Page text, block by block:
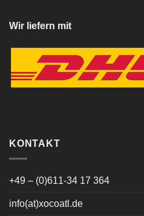
Wir liefern mit
KONTAKT
+49 – (0)611-34 17 364
info(at)xocoatl.de